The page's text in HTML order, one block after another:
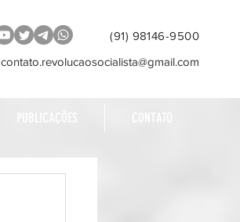
(91) 98146-9500
contato.revolucaosocialista@gmail.com